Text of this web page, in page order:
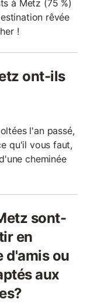
à Metz (75 %)
rêvée
!
ont-ils
l'an passé,
qu'il vous faut,
cheminée
sont-
en
d'amis ou
aux